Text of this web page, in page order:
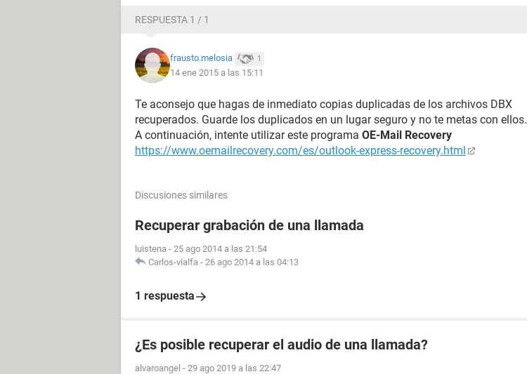
RESPUESTA 1 / 1
frausto.melosia 1
14 ene 2015 a las 15:11
Te aconsejo que hagas de inmediato copias duplicadas de los archivos DBX
recuperados. Guarde los duplicados en un lugar seguro y no te metas con ellos.
A continuación, intente utilizar este programa OE-Mail Recovery
https://www.oemailrecovery.com/es/outlook-express-recovery.html
Discusiones similares
Recuperar grabación de una llamada
luistena - 25 ago 2014 a las 21:54
Carlos-vialfa - 26 ago 2014 a las 04:13
1 respuesta
¿Es posible recuperar el audio de una llamada?
alvaroangel - 29 ago 2019 a las 22:47